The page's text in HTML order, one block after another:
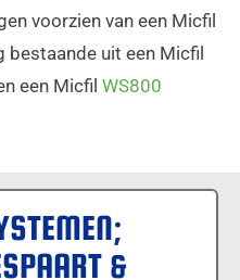
voorzien van een Micfil
uit een Micfil
een Micfil WS800
&